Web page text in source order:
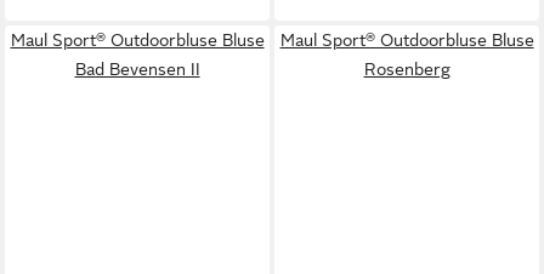
Maul Sport® Outdoorbluse Bluse
Bad Bevensen II
Maul Sport® Outdoorbluse Bluse
Rosenberg